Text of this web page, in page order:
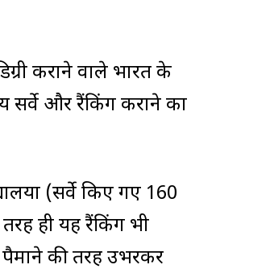
कराने वाले भारत के
सर्वे और रैंकिंग कराने का
(सर्वे किए गए 160
ही यह रैंकिंग भी
की तरह उभरकर